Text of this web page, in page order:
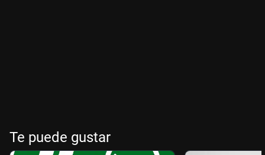
Te puede gustar